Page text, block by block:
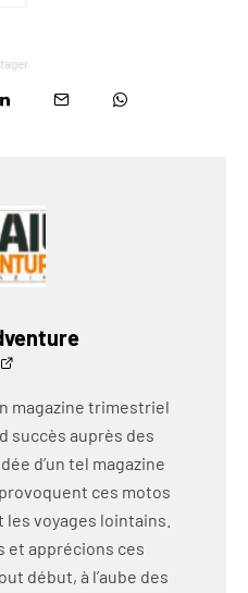
magazine trimestriel
succès auprès des
d’un tel magazine
ces motos
voyages lointains.
et apprécions ces
début, à l’aube des